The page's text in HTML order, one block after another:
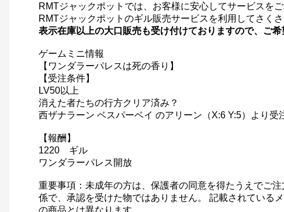
RMTジャックポットでは、お客様に安心してサービスを
RMTジャックポットのギル販売サービスを利用してさく
表示在庫以上の大口販売も受け付けておりますので、ご
ゲームミニ情報
【ワンダラーパレスは死の香り】
【受注条件】
LV50以上
消えた者たちの行方クリア済み？
西ザナラーン ベスパーベイ のアリーン（X:6 Y:5）より受
【報酬】
1220 ギル
ワンダラーパレス開放
重要事項：未成年の方は、保護者の同意を得たうえでご
係で、承認を受けた物ではありません。 記載されている